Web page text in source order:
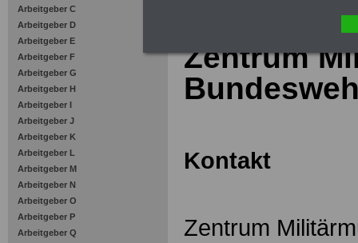
Arbeitgeber C
Arbeitgeber D
Arbeitgeber E
Arbeitgeber F
Arbeitgeber G
Arbeitgeber H
Arbeitgeber I
Arbeitgeber J
Arbeitgeber K
Arbeitgeber L
Arbeitgeber M
Arbeitgeber N
Arbeitgeber O
Arbeitgeber P
Arbeitgeber Q
Zentrum
Kontakt
Zentrum